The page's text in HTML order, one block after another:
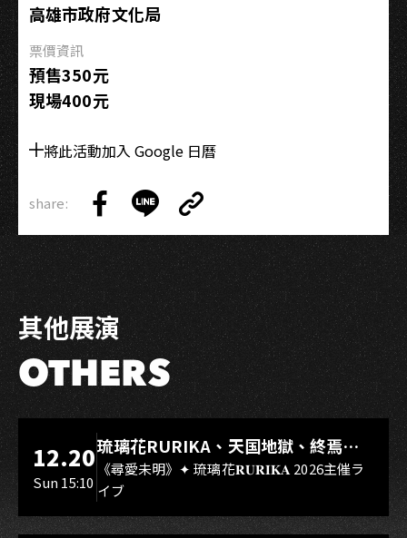
高雄市政府文化局
票價資訊
預售350元
現場400元
將此活動加入 Google 日曆
share:
on
Facebook
on
LINE
Link
Copy
Link
其他展演
OTHERS
LIVE WAREHOUSE 小庫
12.20
Sun 15:10
琉璃花RURIKA、天国地獄、終焉
Rebirth、DUALIA、無我夢中、花奏
スマイル（O.A.）
《尋愛未明》✦ 琉璃花𝐑𝐔𝐑𝐈𝐊𝐀 2026主催ラ
イブ